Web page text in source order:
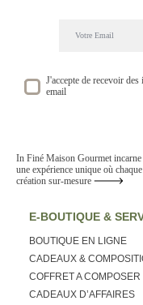
DECOUVREZ
SUIVEZ
J'accepte de recevoir
email
In Finé Maison Gourmet
une expérience unique où
création sur-mesure
E-BOUTIQUE &
BOUTIQUE EN LIGNE
CADEAUX &
COFFRET A COMPOSER
CADEAUX D’AFFAIRES